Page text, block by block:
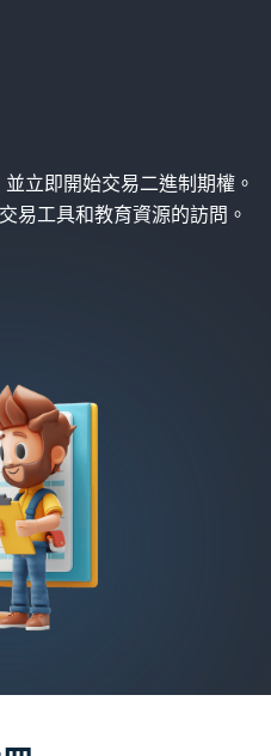
註冊
立即開始交易二進制期權。
易工具和教育資源的訪問。